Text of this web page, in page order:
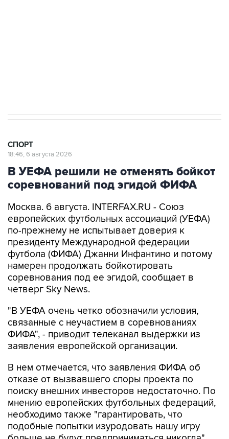
СПОРТ
18:46, 6 августа 2026
В УЕФА решили не отменять бойкот
соревнований под эгидой ФИФА
Москва. 6 августа. INTERFAX.RU - Союз
европейских футбольных ассоциаций (УЕФА)
по-прежнему не испытывает доверия к
президенту Международной федерации
футбола (ФИФА) Джанни Инфантино и потому
намерен продолжать бойкотировать
соревнования под ее эгидой, сообщает в
четверг Sky News.
"В УЕФА очень четко обозначили условия,
связанные с неучастием в соревнованиях
ФИФА", - приводит телеканал выдержки из
заявления европейской организации.
В нем отмечается, что заявления ФИФА об
отказе от вызвавшего споры проекта по
поиску внешних инвесторов недостаточно. По
мнению европейских футбольных федераций,
необходимо также "гарантировать, что
подобные попытки изуродовать нашу игру